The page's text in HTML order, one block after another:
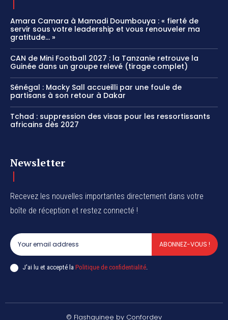
Amara Camara à Mamadi Doumbouya : « fierté de
servir sous votre leadership et vous renouveler ma
gratitude… »
CAN de Mini Football 2027 : la Tanzanie retrouve la
Guinée dans un groupe relevé (tirage complet)
Sénégal : Macky Sall accueilli par une foule de
partisans à son retour à Dakar
Tchad : suppression des visas pour les ressortissants
africains dès 2027
Newsletter
Recevez les nouvelles importantes directement dans votre
boîte de réception et restez connecté !
ABONNEZ-VOUS !
J'ai lu et accepté la Politique de confidentialité.
© Flashguinee by Confordev